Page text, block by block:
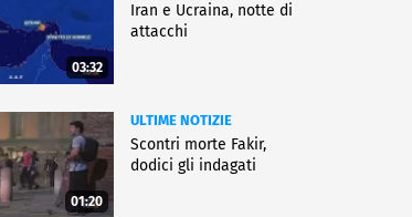
03:32
Iran e Ucraina, notte di
attacchi
01:20
ULTIME NOTIZIE
Scontri morte Fakir,
dodici gli indagati